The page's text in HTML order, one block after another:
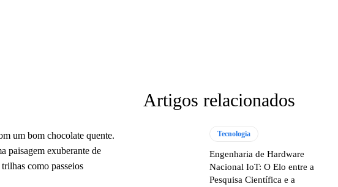
um bom chocolate quente.
paisagem exuberante de
como passeios
Artigos relacionados
Tecnologia
Engenharia de Hardware
Nacional IoT: O Elo entre a
Pesquisa Científica e a